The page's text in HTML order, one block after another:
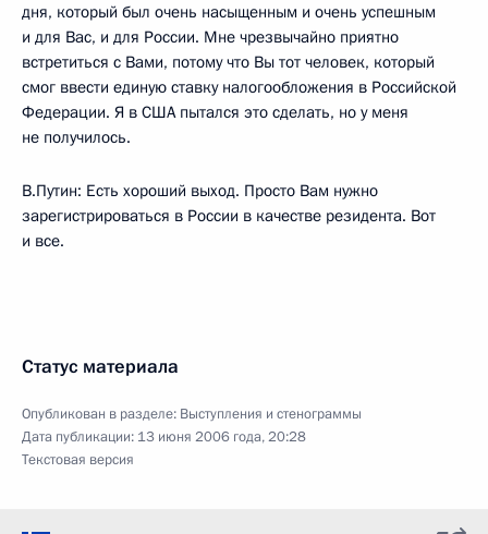
дня, который был очень насыщенным и очень успешным
и для Вас, и для России. Мне чрезвычайно приятно
встретиться с Вами, потому что Вы тот человек, который
смог ввести единую ставку налогообложения в Российской
Федерации. Я в США пытался это сделать, но у меня
не получилось.
В.Путин: Есть хороший выход. Просто Вам нужно
зарегистрироваться в России в качестве резидента. Вот
и все.
Статус материала
Опубликован в разделе: Выступления и стенограммы
Дата публикации: 13 июня 2006 года, 20:28
Текстовая версия